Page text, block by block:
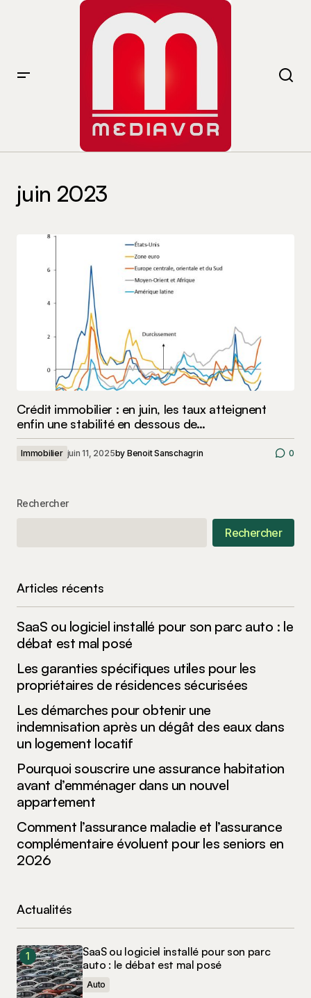
juin 2023
Crédit immobilier : en juin, les taux atteignent
enfin une stabilité en dessous de…
Immobilier juin 11, 2025by Benoit Sanschagrin 0
Rechercher
Rechercher
Articles récents
SaaS ou logiciel installé pour son parc auto : le
débat est mal posé
Les garanties spécifiques utiles pour les
propriétaires de résidences sécurisées
Les démarches pour obtenir une
indemnisation après un dégât des eaux dans
un logement locatif
Pourquoi souscrire une assurance habitation
avant d’emménager dans un nouvel
appartement
Comment l’assurance maladie et l’assurance
complémentaire évoluent pour les seniors en
2026
Actualités
SaaS ou logiciel installé pour son parc
auto : le débat est mal posé
Auto